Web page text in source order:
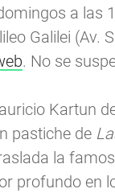
a las
Galilei (Av.
. No se
Kartun
pastiche de
la
profundo en